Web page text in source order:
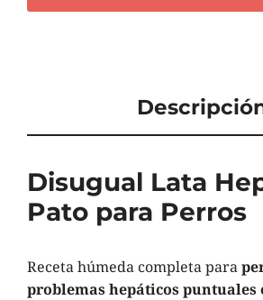
Disugual Lata
Pato para Perros
Receta húmeda completa para
problemas hepáticos